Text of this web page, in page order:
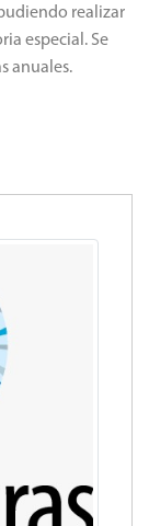
realizar
especial. Se
anuales.